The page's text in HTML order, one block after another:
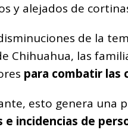
y alejados de
de la
Chihuahua, las
para combatir las
esto genera una
e incidencias de